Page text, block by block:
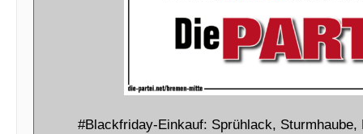
#Blackfriday-Einkauf: Sprühlack,